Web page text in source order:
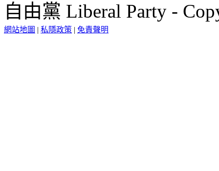
自由黨 Liberal Party -
網站地圖 | 私隱政策 | 免責聲明